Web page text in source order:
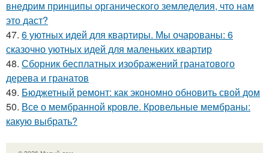
внедрим принципы органического земледелия, что нам
это даст?
47. 6 уютных идей для квартиры. Мы очарованы: 6
сказочно уютных идей для маленьких квартир
48. Сборник бесплатных изображений гранатового
дерева и гранатов
49. Бюджетный ремонт: как экономно обновить свой дом
50. Все о мембранной кровле. Кровельные мембраны:
какую выбрать?